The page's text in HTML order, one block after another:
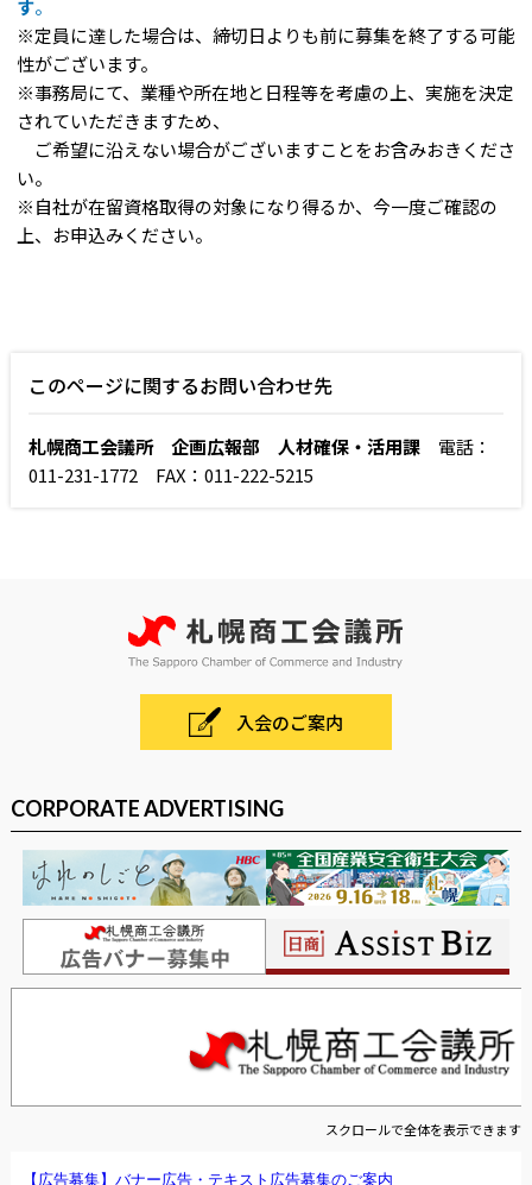
す。
※定員に達した場合は、締切日よりも前に募集を終了する可能
性がございます。
※事務局にて、業種や所在地と日程等を考慮の上、実施を決定
されていただきますため、
ご希望に沿えない場合がございますことをお含みおきくださ
い。
※自社が在留資格取得の対象になり得るか、今一度ご確認の
上、お申込みください。
このページに関するお問い合わせ先
札幌商工会議所 企画広報部 人材確保・活用課電話：
011-231-1772 FAX：011-222-5215
入会のご案内
CORPORATE ADVERTISING
スクロールで全体を表示できます